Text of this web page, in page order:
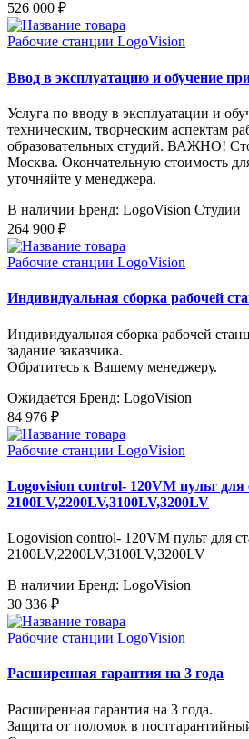
526 000 ₽
Рабочие станции LogoVision
Ввод в эксплуатацию и обучение
Услуга по вводу в эксплуатации и
техническим, творческим аспектам
образовательных студий. ВАЖНО!
Москва. Окончательную стоимость
уточняйте у менеджера.
В наличии Бренд: LogoVision Студии
264 900 ₽
Рабочие станции LogoVision
Индивидуальная сборка рабочей
Индивидуальная сборка рабочей
задание заказчика.
Обратитесь к Вашему менеджеру.
Ожидается Бренд: LogoVision
84 976 ₽
Рабочие станции LogoVision
Logovision control- 120VM пульт для
2100LV,2200LV,3100LV,3200LV
Logovision control- 120VM пульт для
2100LV,2200LV,3100LV,3200LV
В наличии Бренд: LogoVision
30 336 ₽
Рабочие станции LogoVision
Расширенная гарантия на 3 года
Расширенная гарантия на 3 года.
Защита от поломок в